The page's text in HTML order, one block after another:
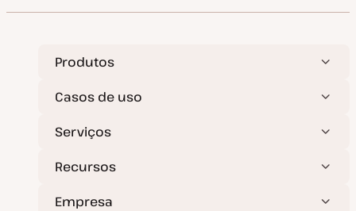
u
a
o
t
Produtos
Casos de uso
Serviços
Recursos
Empresa